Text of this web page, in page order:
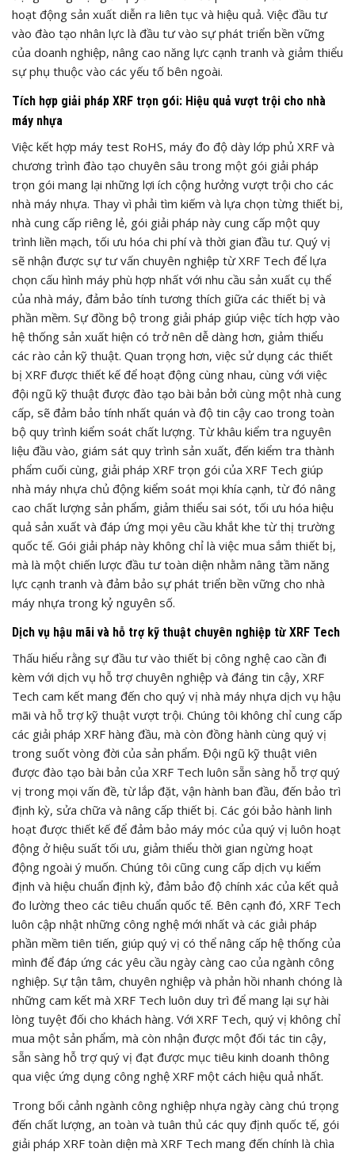
hoạt động sản xuất diễn ra liên tục và hiệu quả. Việc đầu tư
vào đào tạo nhân lực là đầu tư vào sự phát triển bền vững
của doanh nghiệp, nâng cao năng lực cạnh tranh và giảm thiểu
sự phụ thuộc vào các yếu tố bên ngoài.
Tích hợp giải pháp XRF trọn gói: Hiệu quả vượt trội cho nhà
máy nhựa
Việc kết hợp máy test RoHS, máy đo độ dày lớp phủ XRF và
chương trình đào tạo chuyên sâu trong một gói giải pháp
trọn gói mang lại những lợi ích cộng hưởng vượt trội cho các
nhà máy nhựa. Thay vì phải tìm kiếm và lựa chọn từng thiết bị,
nhà cung cấp riêng lẻ, gói giải pháp này cung cấp một quy
trình liền mạch, tối ưu hóa chi phí và thời gian đầu tư. Quý vị
sẽ nhận được sự tư vấn chuyên nghiệp từ XRF Tech để lựa
chọn cấu hình máy phù hợp nhất với nhu cầu sản xuất cụ thể
của nhà máy, đảm bảo tính tương thích giữa các thiết bị và
phần mềm. Sự đồng bộ trong giải pháp giúp việc tích hợp vào
hệ thống sản xuất hiện có trở nên dễ dàng hơn, giảm thiểu
các rào cản kỹ thuật. Quan trọng hơn, việc sử dụng các thiết
bị XRF được thiết kế để hoạt động cùng nhau, cùng với việc
đội ngũ kỹ thuật được đào tạo bài bản bởi cùng một nhà cung
cấp, sẽ đảm bảo tính nhất quán và độ tin cậy cao trong toàn
bộ quy trình kiểm soát chất lượng. Từ khâu kiểm tra nguyên
liệu đầu vào, giám sát quy trình sản xuất, đến kiểm tra thành
phẩm cuối cùng, giải pháp XRF trọn gói của XRF Tech giúp
nhà máy nhựa chủ động kiểm soát mọi khía cạnh, từ đó nâng
cao chất lượng sản phẩm, giảm thiểu sai sót, tối ưu hóa hiệu
quả sản xuất và đáp ứng mọi yêu cầu khắt khe từ thị trường
quốc tế. Gói giải pháp này không chỉ là việc mua sắm thiết bị,
mà là một chiến lược đầu tư toàn diện nhằm nâng tầm năng
lực cạnh tranh và đảm bảo sự phát triển bền vững cho nhà
máy nhựa trong kỷ nguyên số.
Dịch vụ hậu mãi và hỗ trợ kỹ thuật chuyên nghiệp từ XRF Tech
Thấu hiểu rằng sự đầu tư vào thiết bị công nghệ cao cần đi
kèm với dịch vụ hỗ trợ chuyên nghiệp và đáng tin cậy, XRF
Tech cam kết mang đến cho quý vị nhà máy nhựa dịch vụ hậu
mãi và hỗ trợ kỹ thuật vượt trội. Chúng tôi không chỉ cung cấp
các giải pháp XRF hàng đầu, mà còn đồng hành cùng quý vị
trong suốt vòng đời của sản phẩm. Đội ngũ kỹ thuật viên
được đào tạo bài bản của XRF Tech luôn sẵn sàng hỗ trợ quý
vị trong mọi vấn đề, từ lắp đặt, vận hành ban đầu, đến bảo trì
định kỳ, sửa chữa và nâng cấp thiết bị. Các gói bảo hành linh
hoạt được thiết kế để đảm bảo máy móc của quý vị luôn hoạt
động ở hiệu suất tối ưu, giảm thiểu thời gian ngừng hoạt
động ngoài ý muốn. Chúng tôi cũng cung cấp dịch vụ kiểm
định và hiệu chuẩn định kỳ, đảm bảo độ chính xác của kết quả
đo lường theo các tiêu chuẩn quốc tế. Bên cạnh đó, XRF Tech
luôn cập nhật những công nghệ mới nhất và các giải pháp
phần mềm tiên tiến, giúp quý vị có thể nâng cấp hệ thống của
mình để đáp ứng các yêu cầu ngày càng cao của ngành công
nghiệp. Sự tận tâm, chuyên nghiệp và phản hồi nhanh chóng là
những cam kết mà XRF Tech luôn duy trì để mang lại sự hài
lòng tuyệt đối cho khách hàng. Với XRF Tech, quý vị không chỉ
mua một sản phẩm, mà còn nhận được một đối tác tin cậy,
sẵn sàng hỗ trợ quý vị đạt được mục tiêu kinh doanh thông
qua việc ứng dụng công nghệ XRF một cách hiệu quả nhất.
Trong bối cảnh ngành công nghiệp nhựa ngày càng chú trọng
đến chất lượng, an toàn và tuân thủ các quy định quốc tế, gói
giải pháp XRF toàn diện mà XRF Tech mang đến chính là chìa